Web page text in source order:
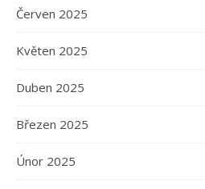
Červen 2025
Květen 2025
Duben 2025
Březen 2025
Únor 2025